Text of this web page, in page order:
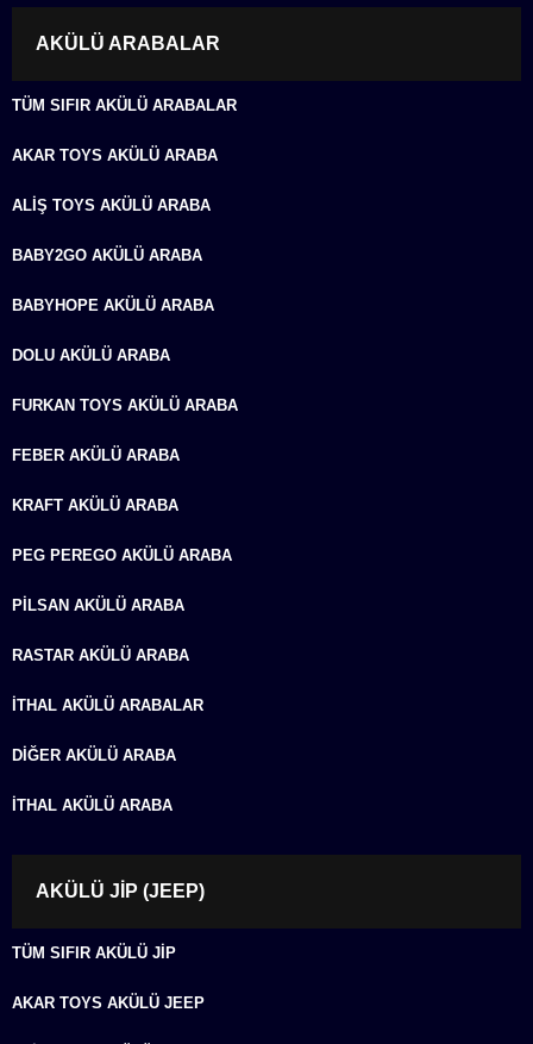
AKÜLÜ ARABALAR
TÜM SIFIR AKÜLÜ ARABALAR
AKAR TOYS AKÜLÜ ARABA
ALIŞ TOYS AKÜLÜ ARABA
BABY2GO AKÜLÜ ARABA
BABYHOPE AKÜLÜ ARABA
DOLU AKÜLÜ ARABA
FURKAN TOYS AKÜLÜ ARABA
FEBER AKÜLÜ ARABA
KRAFT AKÜLÜ ARABA
PEG PEREGO AKÜLÜ ARABA
PILSAN AKÜLÜ ARABA
RASTAR AKÜLÜ ARABA
İTHAL AKÜLÜ ARABALAR
DIĞER AKÜLÜ ARABA
İTHAL AKÜLÜ ARABA
AKÜLÜ JIP (JEEP)
TÜM SIFIR AKÜLÜ JIP
AKAR TOYS AKÜLÜ JEEP